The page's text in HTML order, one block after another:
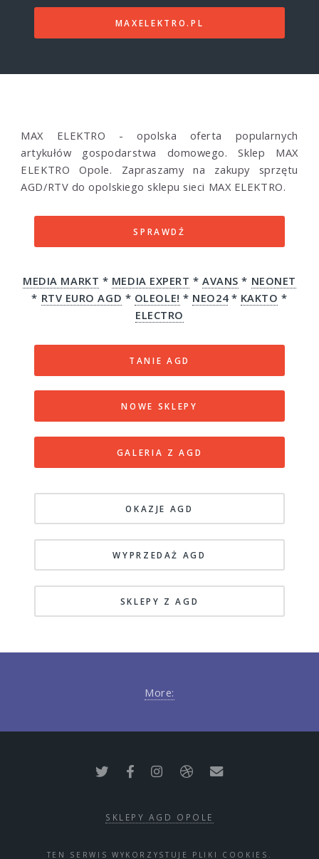
MAXELEKTRO.PL
MAX ELEKTRO - opolska oferta popularnych
artykułów gospodarstwa domowego. Sklep MAX
ELEKTRO Opole. Zapraszamy na zakupy sprzętu
AGD/RTV do opolskiego sklepu sieci MAX ELEKTRO.
SPRAWDŹ
MEDIA MARKT * MEDIA EXPERT *AVANS * NEONET
* RTV EURO AGD * OLEOLE! * NEO24* KAKTO *
ELECTRO
TANIE AGD
NOWE SKLEPY
GALERIA Z AGD
OKAZJE AGD
WYPRZEDAŻ AGD
SKLEPY Z AGD
More:
SKLEPY AGD OPOLE
TEN SERWIS WYKORZYSTUJE PLIKI COOKIES.